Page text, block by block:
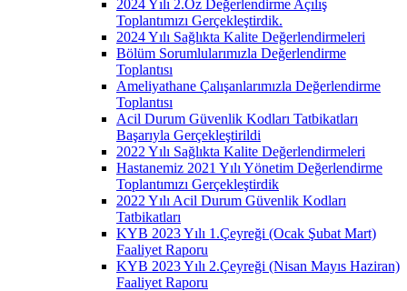
2024 Yılı 2.Öz Değerlendirme Açılış
Toplantımızı Gerçekleştirdik.
2024 Yılı Sağlıkta Kalite Değerlendirmeleri
Bölüm Sorumlularımızla Değerlendirme
Toplantısı
Ameliyathane Çalışanlarımızla Değerlendirme
Toplantısı
Acil Durum Güvenlik Kodları Tatbikatları
Başarıyla Gerçekleştirildi
2022 Yılı Sağlıkta Kalite Değerlendirmeleri
Hastanemiz 2021 Yılı Yönetim Değerlendirme
Toplantımızı Gerçekleştirdik
2022 Yılı Acil Durum Güvenlik Kodları
Tatbikatları
KYB 2023 Yılı 1.Çeyreği (Ocak Şubat Mart)
Faaliyet Raporu
KYB 2023 Yılı 2.Çeyreği (Nisan Mayıs Haziran)
Faaliyet Raporu